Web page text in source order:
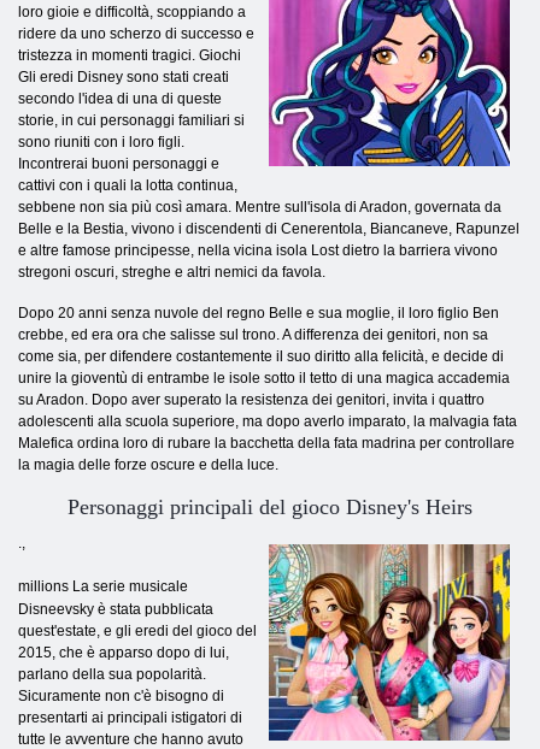
loro gioie e difficoltà, scoppiando a
ridere da uno scherzo di successo e
tristezza in momenti tragici. Giochi
Gli eredi Disney sono stati creati
secondo l'idea di una di queste
storie, in cui personaggi familiari si
sono riuniti con i loro figli.
Incontrerai buoni personaggi e
cattivi con i quali la lotta continua,
sebbene non sia più così amara. Mentre sull'isola di Aradon, governata da
Belle e la Bestia, vivono i discendenti di Cenerentola, Biancaneve, Rapunzel
e altre famose principesse, nella vicina isola Lost dietro la barriera vivono
stregoni oscuri, streghe e altri nemici da favola.
Dopo 20 anni senza nuvole del regno Belle e sua moglie, il loro figlio Ben
crebbe, ed era ora che salisse sul trono. A differenza dei genitori, non sa
come sia, per difendere costantemente il suo diritto alla felicità, e decide di
unire la gioventù di entrambe le isole sotto il tetto di una magica accademia
su Aradon. Dopo aver superato la resistenza dei genitori, invita i quattro
adolescenti alla scuola superiore, ma dopo averlo imparato, la malvagia fata
Malefica ordina loro di rubare la bacchetta della fata madrina per controllare
la magia delle forze oscure e della luce.
Personaggi principali del gioco Disney's Heirs
.,
millions La serie musicale
Disneevsky è stata pubblicata
quest'estate, e gli eredi del gioco del
2015, che è apparso dopo di lui,
parlano della sua popolarità.
Sicuramente non c'è bisogno di
presentarti ai principali istigatori di
tutte le avventure che hanno avuto